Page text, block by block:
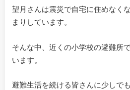
望月さんは震災で自宅に住めなく
まりしています。
そんな中、近くの小学校の避難所
います。
避難生活を続ける皆さんに少しで